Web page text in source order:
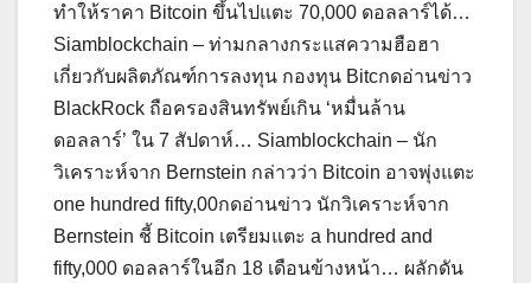
ทำให้ราคา Bitcoin ขึ้นไปแตะ 70,000 ดอลลาร์ได้…
Siamblockchain – ท่ามกลางกระแสความฮือฮา
เกี่ยวกับผลิตภัณฑ์การลงทุน กองทุน Bitcกดอ่านข่าว
BlackRock ถือครองสินทรัพย์เกิน ‘หมื่นล้าน
ดอลลาร์’ ใน 7 สัปดาห์… Siamblockchain – นัก
วิเคราะห์จาก Bernstein กล่าวว่า Bitcoin อาจพุ่งแตะ
one hundred fifty,00กดอ่านข่าว นักวิเคราะห์จาก
Bernstein ชี้ Bitcoin เตรียมแตะ a hundred and
fifty,000 ดอลลาร์ในอีก 18 เดือนข้างหน้า… ผลักดัน